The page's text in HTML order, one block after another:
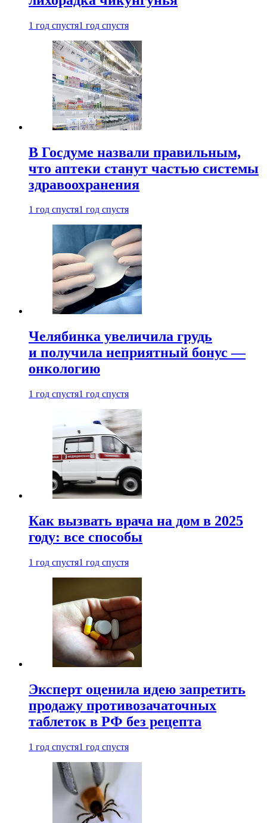
1 год спустя1 год спустя
В Госдуме назвали правильным,
что аптеки станут частью системы
здравоохранения
1 год спустя1 год спустя
Челябинка увеличила грудь
и получила неприятный бонус —
онкологию
1 год спустя1 год спустя
Как вызвать врача на дом в 2025
году: все способы
1 год спустя1 год спустя
Эксперт оценила идею запретить
продажу противозачаточных
таблеток в РФ без рецепта
1 год спустя1 год спустя